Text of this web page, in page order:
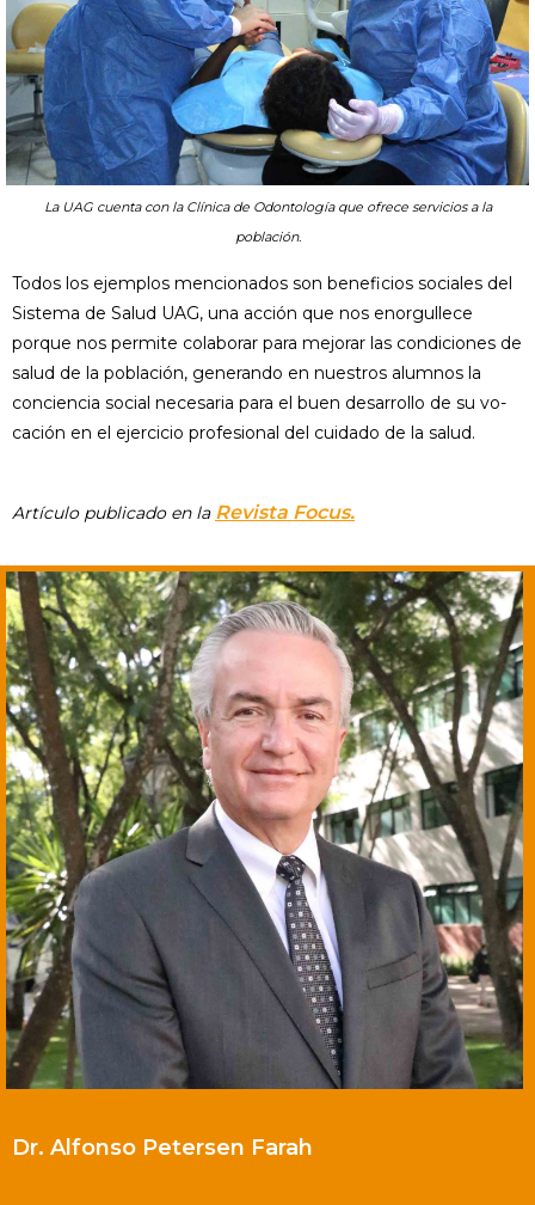
La UAG cuenta con la Clínica de Odontología que ofrece servicios a la
población.
Todos los ejemplos mencionados son be­neficios sociales del
Sistema de Salud UAG, una acción que nos enorgullece
porque nos permite colaborar para mejorar las condi­ciones de
salud de la población, generando en nuestros alumnos la
conciencia social necesaria para el buen desarrollo de su vo­
cación en el ejercicio profesional del cuida­do de la salud.
Artículo publicado en la Revista Focus.
Dr. Alfonso Petersen Farah